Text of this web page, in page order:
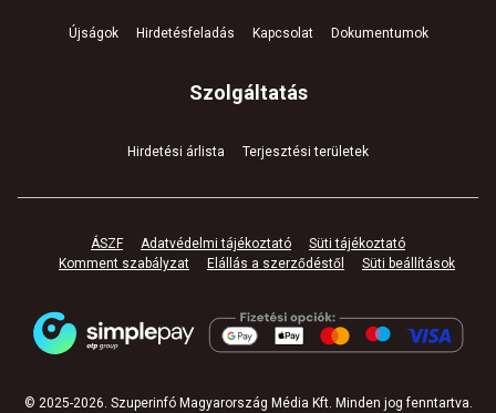
Szolgáltatás
Hirdetési árlista Terjesztési területek
Újságok Hirdetésfeladás Kapcsolat Dokumentumok
ÁSZF Adatvédelmi tájékoztató
Süti tájékoztató
Komment szabályzat
Elállás a szerződéstől Süti beállítások
© 2025-2026. Szuperinfó Magyarország Média Kft. Minden jog fenntartva.